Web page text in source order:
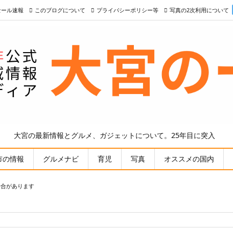
大宮の最新情報とグルメ、ガジェットについて。25年目に突入
の情報 グルメナビ 育児 写真 オススメの国内
ル速報 このブログについて プライバシーポリシー等 写真の2次利用について
があります